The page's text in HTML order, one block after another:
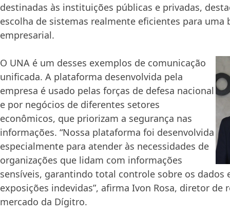
destinadas às instituições públicas e privadas,
escolha de sistemas realmente eficientes para uma
empresarial.
O UNA é um desses exemplos de comunicação
unificada. A plataforma desenvolvida pela
empresa é usado pelas forças de defesa nacional
e por negócios de diferentes setores
econômicos, que priorizam a segurança nas
informações. “Nossa plataforma foi desenvolvida
especialmente para atender às necessidades de
organizações que lidam com informações
sensíveis, garantindo total controle sobre os dados
exposições indevidas”, afirma Ivon Rosa, diretor de
mercado da Dígitro.